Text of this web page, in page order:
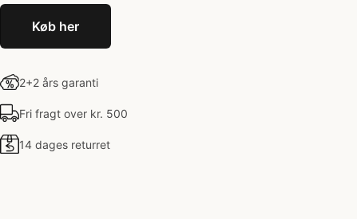
Køb her
2+2 års garanti
Fri fragt over kr. 500
14 dages returret